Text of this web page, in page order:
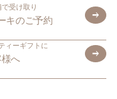
受け取り
キのご予約
ィーギフトに
へ